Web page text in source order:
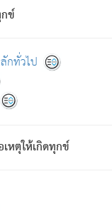
ข์
กทั่วไป
หตุให้เกิดทุกข์
งที่ (คือไม่เปลี่ยนแปล
บับ ที่มีการพิมพ์ครั้งล่าสุด